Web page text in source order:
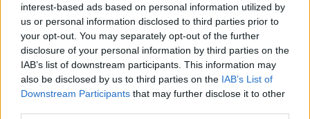
interest-based ads based on personal information utilized by
us or personal information disclosed to third parties prior to
your opt-out. You may separately opt-out of the further
disclosure of your personal information by third parties on the
IAB’s list of downstream participants. This information may
also be disclosed by us to third parties on the IAB’s List of
Downstream Participants that may further disclose it to other
ΤΑΜΕΙΟ ΑΝΑΚΑΜΨΗΣ